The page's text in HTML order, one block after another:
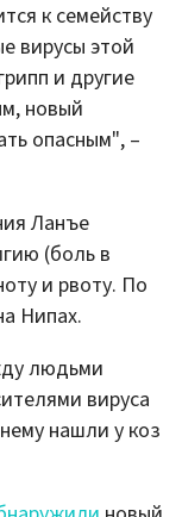
к семейству
вирусы этой
и другие
новый
опасным", –
Ланъе
(боль в
и рвоту. По
Нипах.
людьми
вируса
нашли у коз